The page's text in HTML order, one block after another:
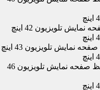
تلویزیون 42 اینچ
نمایش تلویزیون 43 اینچ
قیمت و خرید اینترنتی انواع محافظ صفحه نمایش تلویزیون 46